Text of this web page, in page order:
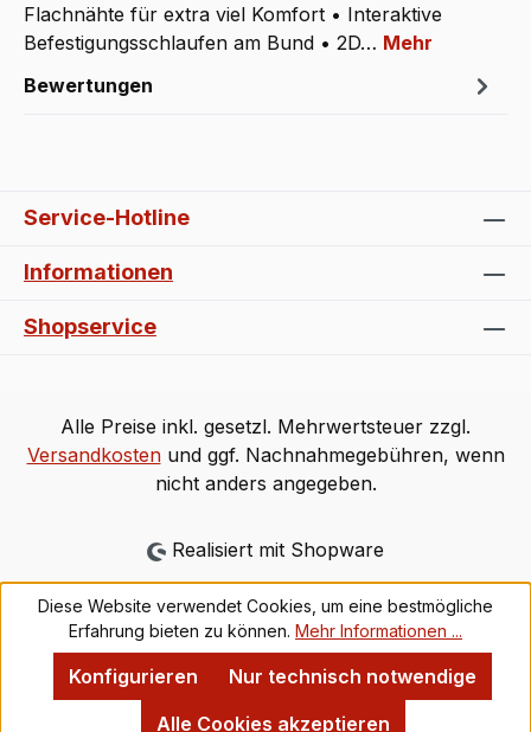
Flachnähte für extra viel Komfort • Interaktive
Befestigungsschlaufen am Bund • 2D… Mehr
Bewertungen
Service-Hotline
Informationen
Shopservice
Alle Preise inkl. gesetzl. Mehrwertsteuer zzgl.
Versandkostenund ggf. Nachnahmegebühren, wenn
nicht anders angegeben.
Realisiert mit Shopware
Diese Website verwendet Cookies, um eine bestmögliche
Erfahrung bieten zu können. Mehr Informationen ...
Nur technisch notwendige
Konfigurieren
Alle Cookies akzeptieren